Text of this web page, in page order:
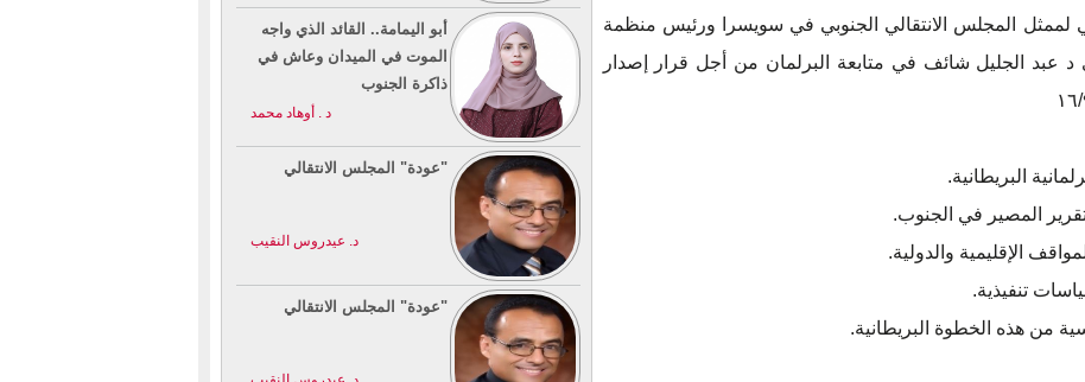
أبو اليمامة.. القائد الذي واجه
الموت في الميدان وعاش في
ذاكرة الجنوب
د . أوهاد محمد
"عودة" المجلس الانتقالي
د. عيدروس النقيب
"عودة" المجلس الانتقالي
لممثل المجلس الانتقالي الجنوبي في سويسرا ورئيس منظمة
د عبد الجليل شائف في متابعة البرلمان من أجل قرار إصدار
البريطانية.
المصير في الجنوب.
الإقليمية والدولية.
تنفيذية.
من هذه الخطوة البريطانية.